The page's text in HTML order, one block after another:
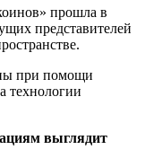
прошла в
представителей
при помощи
технологии
выглядит